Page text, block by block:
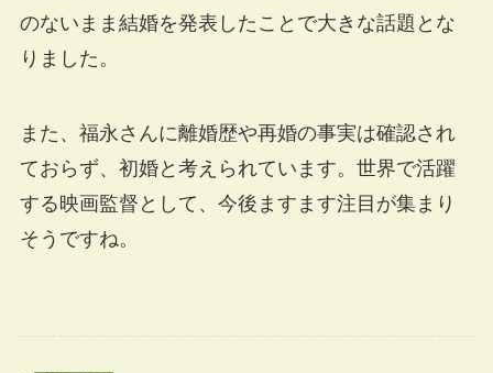
のないまま結婚を発表したことで大きな話題とな
りました。
また、福永さんに離婚歴や再婚の事実は確認され
ておらず、初婚と考えられています。世界で活躍
する映画監督として、今後ますます注目が集まり
そうですね。